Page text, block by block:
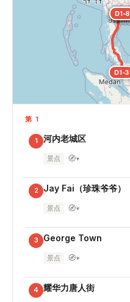
D1-2
D1-3
D1-4
D1-6
D1-7
D1-8
D1-10
第 1
1 河内老城区
景点 🧭▾
2 Jay Fai（珍珠爷爷）
景点 🧭▾
3 George Town
景点 🧭▾
4 耀华力唐人街